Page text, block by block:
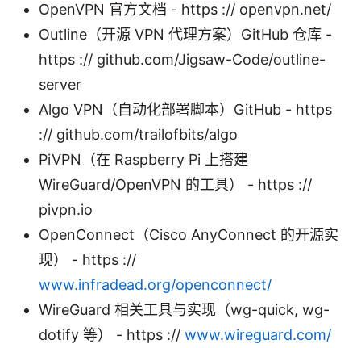
OpenVPN 官方文档 - https :// openvpn.net/
Outline（开源 VPN 代理方案）GitHub 仓库 -
https :// github.com/Jigsaw-Code/outline-
server
Algo VPN（自动化部署脚本）GitHub - https
:// github.com/trailofbits/algo
PiVPN（在 Raspberry Pi 上搭建
WireGuard/OpenVPN 的工具） - https ://
pivpn.io
OpenConnect（Cisco AnyConnect 的开源实
现） - https ://
www.infradead.org/openconnect/
WireGuard 相关工具与实现（wg-quick, wg-
dotify 等） - https :// www.wireguard.com/